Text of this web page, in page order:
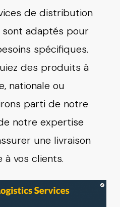
de distribution
adaptés pour
spécifiques.
des produits à
nationale ou
parti de notre
notre expertise
une livraison
vos clients.